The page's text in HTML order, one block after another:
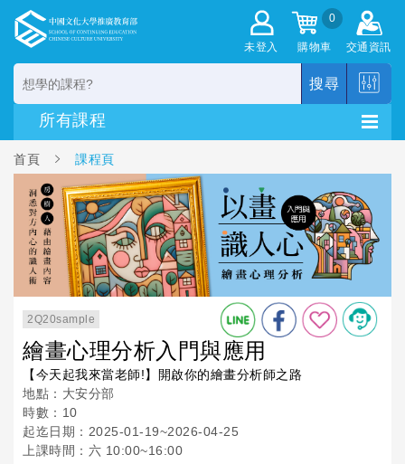
未登入
0
購物車 交通資訊
搜尋
首頁 課程頁
2Q20sample
繪畫心理分析入門與應用
【今天起我來當老師!】開啟你的繪畫分析師之路
地點：大安分部
時數：10
起迄日期：2025-01-19~2026-04-25
上課時間：六 10:00~16:00